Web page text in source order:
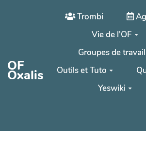
Aller au contenu principal
OF
Oxalis
Trombi
Vie de l'OF
Groupes de travail
Outils et Tuto
Yeswiki